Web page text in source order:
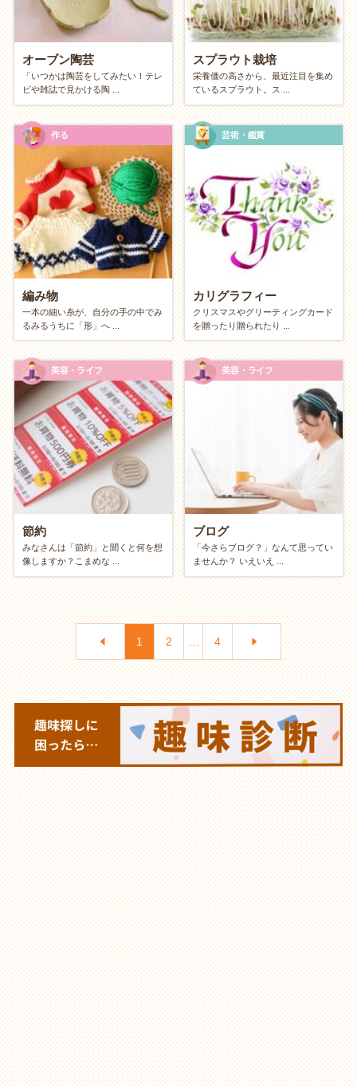
オーブン陶芸
「いつかは陶芸をしてみたい！テレ
ビや雑誌で見かける陶 ...
スプラウト栽培
栄養価の高さから、最近注目を集め
ているスプラウト。ス ...
作る
編み物
一本の細い糸が、自分の手の中でみ
るみるうちに「形」へ ...
芸術・鑑賞
カリグラフィー
クリスマスやグリーティングカード
を贈ったり贈られたり ...
美容・ライフ
節約
みなさんは「節約」と聞くと何を想
像しますか？こまめな ...
美容・ライフ
ブログ
「今さらブログ？」なんて思ってい
ませんか？ いえいえ ...
1 2 4